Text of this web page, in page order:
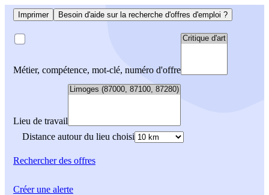
Imprimer Besoin d'aide sur la recherche d'offres d'emploi ?
Métier, compétence, mot-clé, numéro d'offre
Lieu de travail
Distance autour du lieu choisi
Rechercherdes offres
Créer une alerte